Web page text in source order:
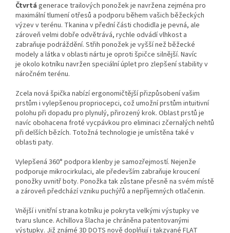
Čtvrtá generace trailových ponožek je navržena zejména pro
maximální tlumení otřesů a podporu během vašich běžeckých
výzev v terénu. Tkanina v přední části chodidla je pevná, ale
zároveň velmi dobře odvětrává, rychle odvádí vlhkost a
zabraňuje podráždění. Střih ponožek je vyšší než běžecké
modely a látka v oblasti nártu je oproti špičce silnější. Navíc
je okolo kotníku navržen speciální úplet pro zlepšení stability v
náročném terénu.
Zcela nová špička nabízí ergonomičtější přizpůsobení vašim
prstům i vylepšenou propriocepci, což umožní prstům intuitivní
polohu při dopadu pro plynulý, přirozený krok. Oblast prstů je
navíc obohacena froté vycpávkou pro eliminaci zčernalých nehtů
při delších bězích. Totožná technologie je umístěna také v
oblasti paty.
Vylepšená 360° podpora klenby je samozřejmostí. Nejenže
podporuje mikrocirkulaci, ale především zabraňuje kroucení
ponožky uvnitř boty. Ponožka tak zůstane přesně na svém místě
a zároveň předchází vzniku puchýřů a nepříjemných otlačenin.
Vnější i vnitřní strana kotníku je pokryta velkými výstupky ve
tvaru slunce. Achillova šlacha je chráněna patentovanými
výstupky. Již známé 3D DOTS nově doplňují i takzvané FLAT